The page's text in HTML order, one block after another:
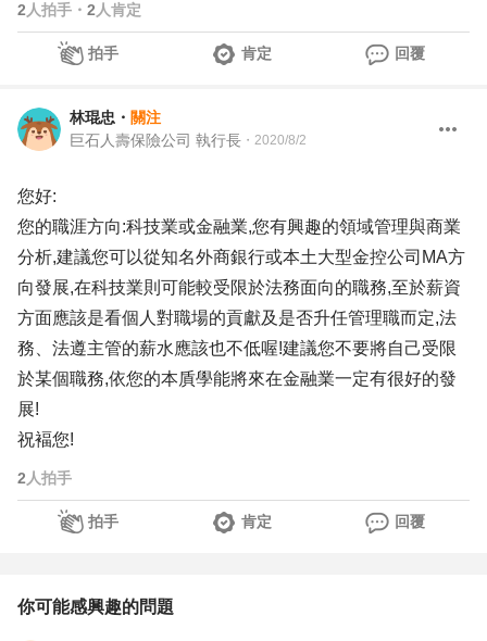
2 人拍手 ・ 2 人肯定
拍手 肯定 回覆
林琨忠 ・ 關注
巨石人壽保險公司 執行長 ・ 2020/8/2
您好:
您的職涯方向:科技業或金融業,您有興趣的領域管理與商業
分析,建議您可以從知名外商銀行或本土大型金控公司MA方
向發展,在科技業則可能較受限於法務面向的職務,至於薪資
方面應該是看個人對職場的貢獻及是否升任管理職而定,法
務、法遵主管的薪水應該也不低喔!建議您不要將自己受限
於某個職務,依您的本貭學能將來在金融業一定有很好的發
展!
祝褔您!
2 人拍手
拍手 肯定 回覆
你可能感興趣的問題